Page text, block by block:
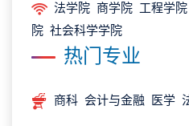
法学院 商学院 工程学
院 社会科学学院
热门专业
商科 会计与金融 医学